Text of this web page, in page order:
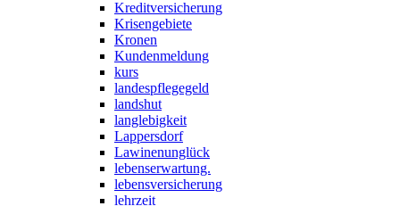
Kreditversicherung
Krisengebiete
Kronen
Kundenmeldung
kurs
landespflegegeld
landshut
langlebigkeit
Lappersdorf
Lawinenunglück
lebenserwartung.
lebensversicherung
lehrzeit